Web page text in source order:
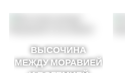
ВЫСОЧИНА
МЕЖДУ МОРАВИЕЙ